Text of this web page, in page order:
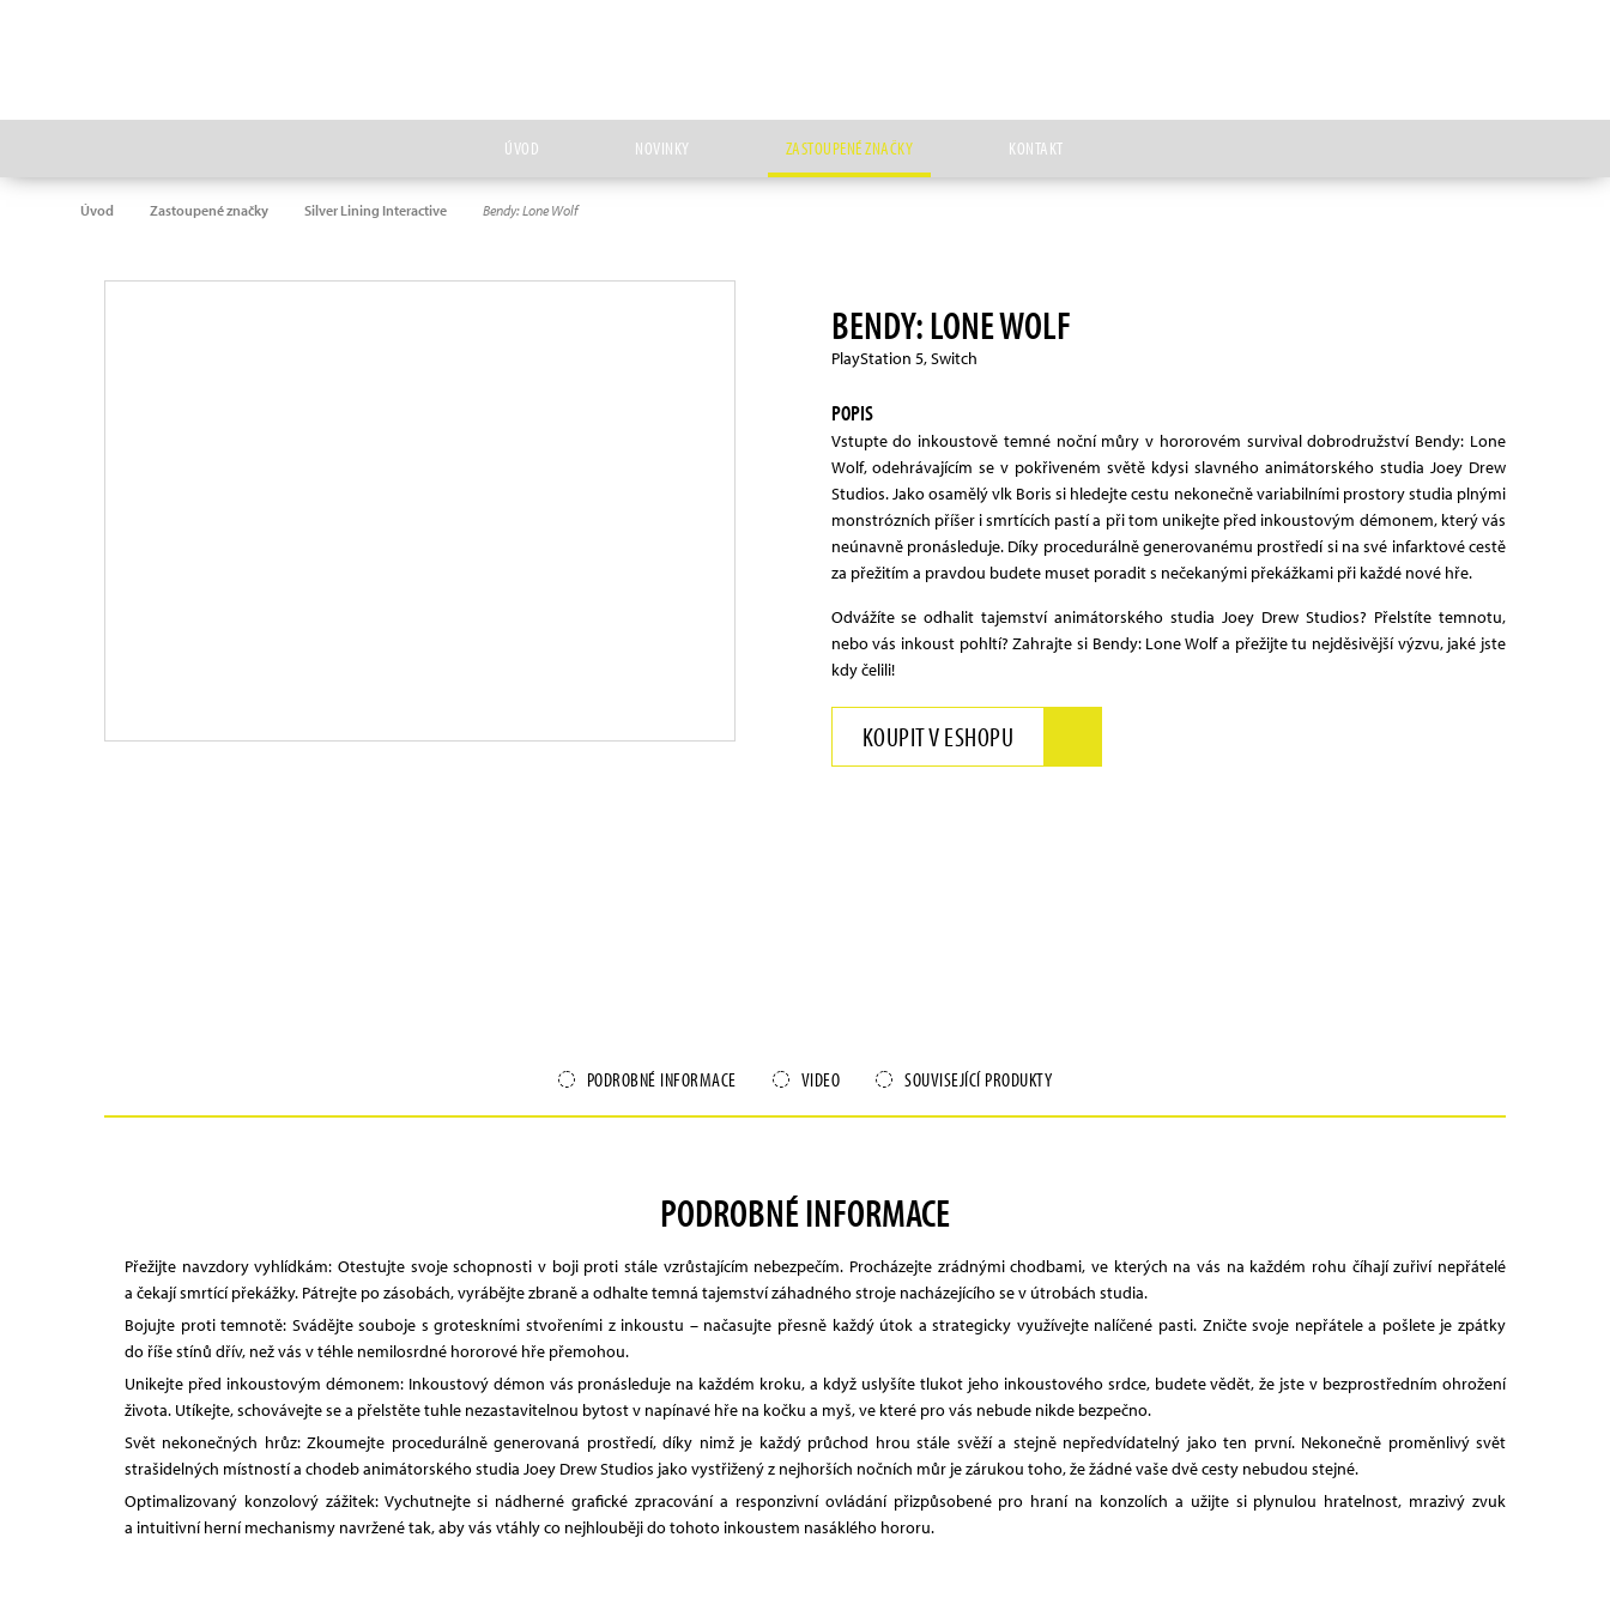
ÚVOD NOVINKY ZASTOUPENÉ ZNAČKY KONTAKT
Úvod Zastoupené značky Silver Lining Interactive Bendy: Lone Wolf
BENDY: LONE WOLF
PlayStation 5, Switch
POPIS
Vstupte do inkoustově temné noční můry v hororovém survival dobrodružství Bendy: Lone
Wolf, odehrávajícím se v pokřiveném světě kdysi slavného animátorského studia Joey Drew
Studios. Jako osamělý vlk Boris si hledejte cestu nekonečně variabilními prostory studia plnými
monstrózních příšer i smrtících pastí a při tom unikejte před inkoustovým démonem, který vás
neúnavně pronásleduje. Díky procedurálně generovanému prostředí si na své infarktové cestě
za přežitím a pravdou budete muset poradit s nečekanými překážkami při každé nové hře.
Odvážíte se odhalit tajemství animátorského studia Joey Drew Studios? Přelstíte temnotu,
nebo vás inkoust pohltí? Zahrajte si Bendy: Lone Wolf a přežijte tu nejděsivější výzvu, jaké jste
kdy čelili!
KOUPIT V ESHOPU
PODROBNÉ INFORMACE VIDEO SOUVISEJÍCÍ PRODUKTY
PODROBNÉ INFORMACE
Přežijte navzdory vyhlídkám: Otestujte svoje schopnosti v boji proti stále vzrůstajícím nebezpečím. Procházejte zrádnými chodbami, ve kterých na vás na každém rohu číhají zuřiví nepřátelé
a čekají smrtící překážky. Pátrejte po zásobách, vyrábějte zbraně a odhalte temná tajemství záhadného stroje nacházejícího se v útrobách studia.
Bojujte proti temnotě: Svádějte souboje s groteskními stvořeními z inkoustu – načasujte přesně každý útok a strategicky využívejte nalíčené pasti. Zničte svoje nepřátele a pošlete je zpátky
do říše stínů dřív, než vás v téhle nemilosrdné hororové hře přemohou.
Unikejte před inkoustovým démonem: Inkoustový démon vás pronásleduje na každém kroku, a když uslyšíte tlukot jeho inkoustového srdce, budete vědět, že jste v bezprostředním ohrožení
života. Utíkejte, schovávejte se a přelstěte tuhle nezastavitelnou bytost v napínavé hře na kočku a myš, ve které pro vás nebude nikde bezpečno.
Svět nekonečných hrůz: Zkoumejte procedurálně generovaná prostředí, díky nimž je každý průchod hrou stále svěží a stejně nepředvídatelný jako ten první. Nekonečně proměnlivý svět
strašidelných místností a chodeb animátorského studia Joey Drew Studios jako vystřižený z nejhorších nočních můr je zárukou toho, že žádné vaše dvě cesty nebudou stejné.
Optimalizovaný konzolový zážitek: Vychutnejte si nádherné grafické zpracování a responzivní ovládání přizpůsobené pro hraní na konzolích a užijte si plynulou hratelnost, mrazivý zvuk
a intuitivní herní mechanismy navržené tak, aby vás vtáhly co nejhlouběji do tohoto inkoustem nasáklého hororu.